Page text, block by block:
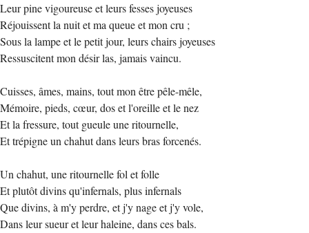
Leur pine vigoureuse et leurs fesses joyeuses
Réjouissent la nuit et ma queue et mon cru ;
Sous la lampe et le petit jour, leurs chairs joyeuses
Ressuscitent mon désir las, jamais vaincu.
Cuisses, âmes, mains, tout mon être pêle-mêle,
Mémoire, pieds, cœur, dos et l'oreille et le nez
Et la fressure, tout gueule une ritournelle,
Et trépigne un chahut dans leurs bras forcenés.
Un chahut, une ritournelle fol et folle
Et plutôt divins qu'infernals, plus infernals
Que divins, à m'y perdre, et j'y nage et j'y vole,
Dans leur sueur et leur haleine, dans ces bals.